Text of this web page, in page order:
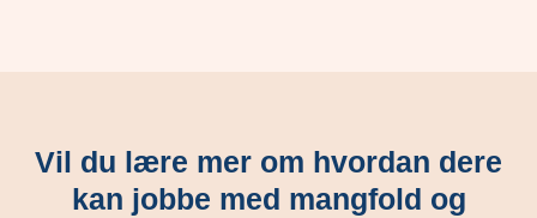
Vil du lære mer om hvordan dere
kan jobbe med mangfold og